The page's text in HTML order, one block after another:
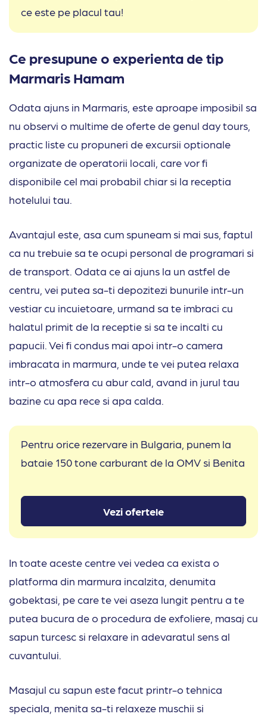
ce este pe placul tau!
Ce presupune o experienta de tip
Marmaris Hamam
Odata ajuns in Marmaris, este aproape imposibil sa
nu observi o multime de oferte de genul day tours,
practic liste cu propuneri de excursii optionale
organizate de operatorii locali, care vor fi
disponibile cel mai probabil chiar si la receptia
hotelului tau.
Avantajul este, asa cum spuneam si mai sus, faptul
ca nu trebuie sa te ocupi personal de programari si
de transport. Odata ce ai ajuns la un astfel de
centru, vei putea sa-ti depozitezi bunurile intr-un
vestiar cu incuietoare, urmand sa te imbraci cu
halatul primit de la receptie si sa te incalti cu
papucii. Vei fi condus mai apoi intr-o camera
imbracata in marmura, unde te vei putea relaxa
intr-o atmosfera cu abur cald, avand in jurul tau
bazine cu apa rece si apa calda.
Pentru orice rezervare in Bulgaria, punem la
bataie 150 tone carburant de la OMV si Benita
Vezi ofertele
In toate aceste centre vei vedea ca exista o
platforma din marmura incalzita, denumita
gobektasi, pe care te vei aseza lungit pentru a te
putea bucura de o procedura de exfoliere, masaj cu
sapun turcesc si relaxare in adevaratul sens al
cuvantului.
Masajul cu sapun este facut printr-o tehnica
speciala, menita sa-ti relaxeze muschii si